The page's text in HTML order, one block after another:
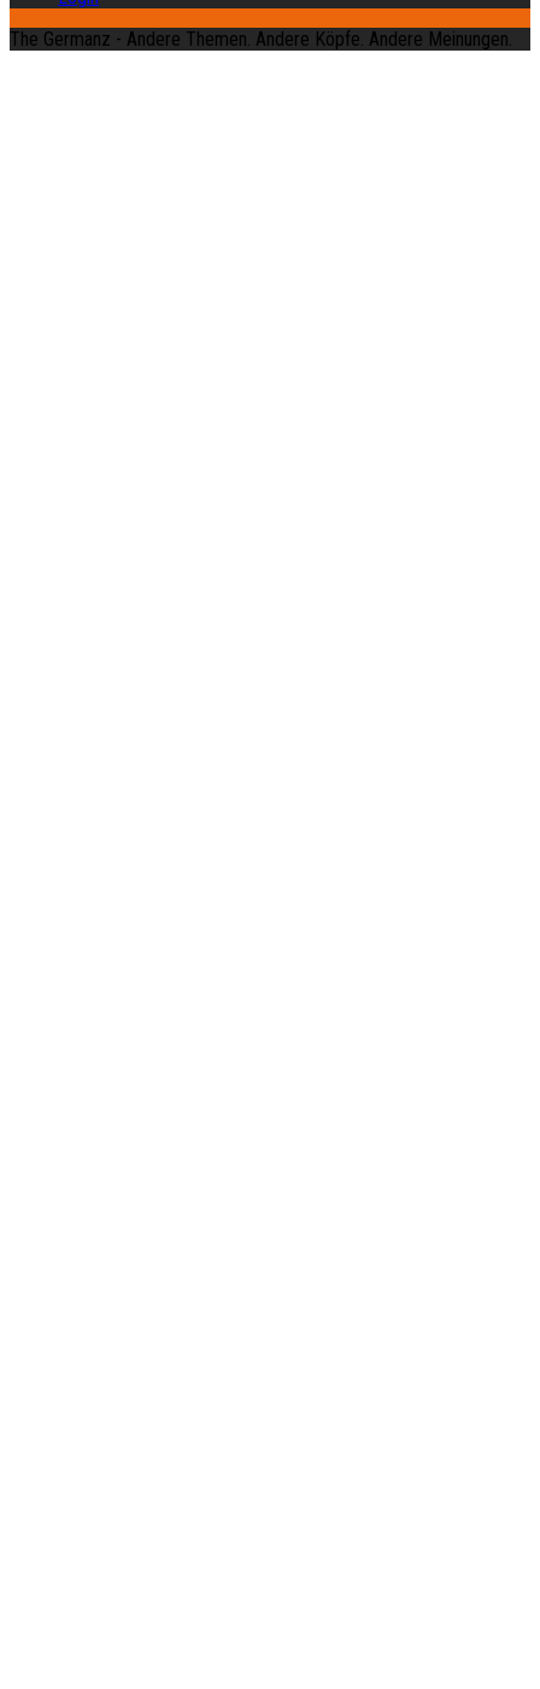
The Germanz - Andere Themen. Andere Köpfe. Andere Meinungen.